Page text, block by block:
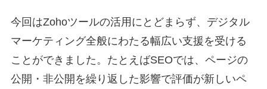
今回はZohoツールの活用にとどまらず、デジタル
マーケティング全般にわたる幅広い支援を受ける
ことができました。たとえばSEOでは、ページの
公開・非公開を繰り返した影響で評価が新しいペ